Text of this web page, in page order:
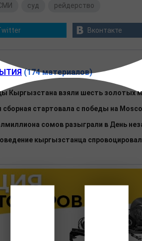
суд рейдерство
Вконтакте
(174 материалов)
Кыргызстана взяли шесть золотых
стартовала с победы на
сомов разыграли в День
кыргызстанца